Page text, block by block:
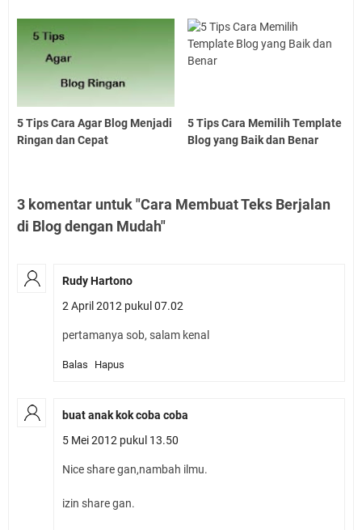
5 Tips Cara Agar Blog Menjadi
Ringan dan Cepat
5 Tips Cara Memilih Template
Blog yang Baik dan Benar
3 komentar untuk "Cara Membuat Teks Berjalan
di Blog dengan Mudah"
Rudy Hartono
2 April 2012 pukul 07.02
pertamanya sob, salam kenal
Balas Hapus
buat anak kok coba coba
5 Mei 2012 pukul 13.50
Nice share gan,nambah ilmu.
izin share gan.